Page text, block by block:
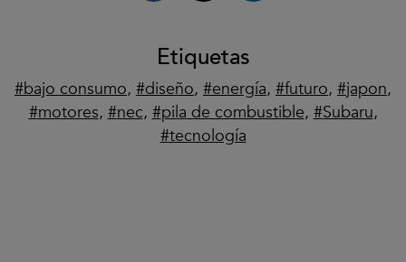
Etiquetas
bajo consumo, diseño, energía, futuro, japon,
motores, nec, pila de combustible, Subaru,
tecnología